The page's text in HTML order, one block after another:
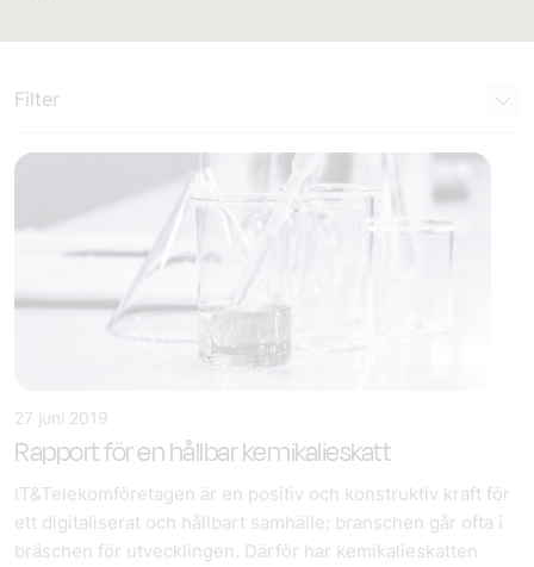
Filter
27 juni 2019
Rapport för en hållbar kemikalieskatt
IT&Telekomföretagen är en positiv och konstruktiv kraft för
ett digitaliserat och hållbart samhälle; branschen går ofta i
bräschen för utvecklingen. Därför har kemikalieskatten